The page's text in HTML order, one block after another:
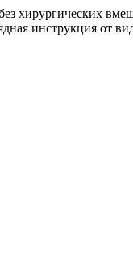
хирургических
инструкция от